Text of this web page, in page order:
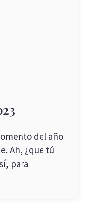
del año
Ah, ¿que tú
para